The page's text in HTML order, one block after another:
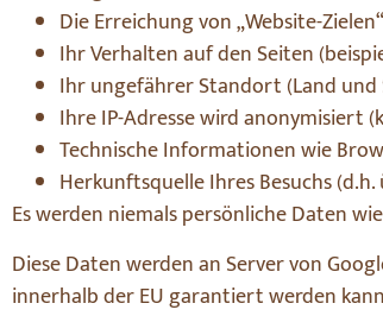
Die Erreichung von „Website-
Ihr Verhalten auf den Seiten
Ihr ungefährer Standort (Land
Ihre IP-Adresse wird anonymisiert
Technische Informationen wie
Herkunftsquelle Ihres Besuchs
Es werden niemals persönliche Daten
Diese Daten werden an Server von
innerhalb der EU garantiert werden